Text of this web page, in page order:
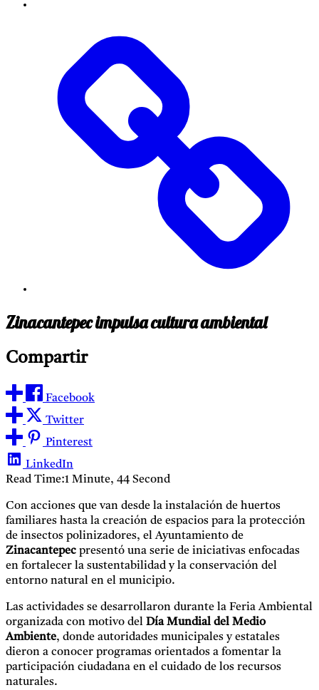
Zinacantepec impulsa cultura ambiental
Compartir
Facebook
Twitter
Pinterest
LinkedIn
Read Time:1 Minute, 44 Second
Con acciones que van desde la instalación de huertos
familiares hasta la creación de espacios para la protección
de insectos polinizadores, el Ayuntamiento de
Zinacantepec presentó una serie de iniciativas enfocadas
en fortalecer la sustentabilidad y la conservación del
entorno natural en el municipio.
Las actividades se desarrollaron durante la Feria Ambiental
organizada con motivo del Día Mundial del Medio
Ambiente, donde autoridades municipales y estatales
dieron a conocer programas orientados a fomentar la
participación ciudadana en el cuidado de los recursos
naturales.